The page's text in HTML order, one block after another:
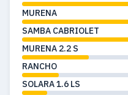
MURENA
SAMBA CABRIOLET
MURENA 2.2 S
RANCHO
SOLARA 1.6 LS